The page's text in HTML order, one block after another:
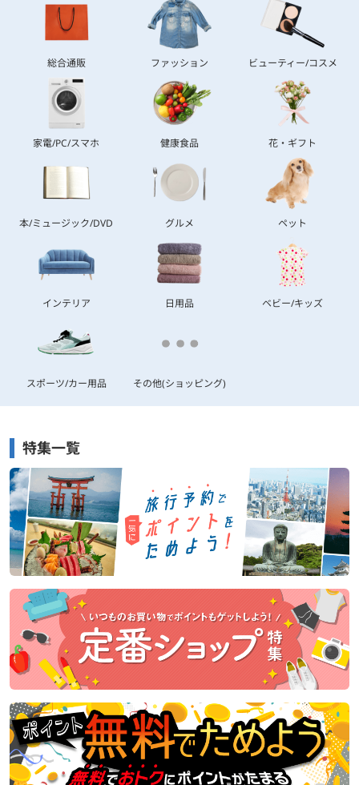
総合通販 ファッション ビューティー/コスメ
家電/PC/スマホ 健康食品 花・ギフト
本/ミュージック/DVD グルメ ペット
インテリア 日用品 ベビー/キッズ
スポーツ/カー用品 その他(ショッピング)
特集一覧